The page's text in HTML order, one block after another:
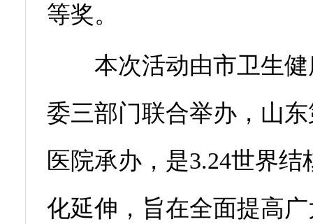
等奖。
本次活动由市卫生健
委三部门联合举办，山
医院承办，是3.24世界
化延伸，旨在全面提高